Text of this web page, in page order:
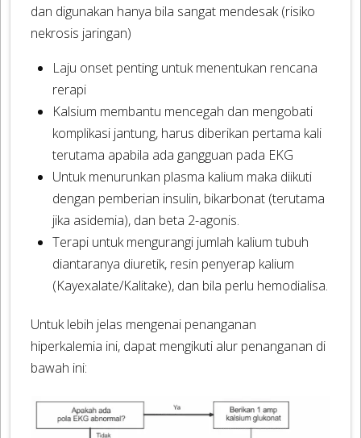
dan digunakan hanya bila sangat mendesak (risiko
nekrosis jaringan)
Laju onset penting untuk menentukan rencana
rerapi
Kalsium membantu mencegah dan mengobati
komplikasi jantung, harus diberikan pertama kali
terutama apabila ada gangguan pada EKG
Untuk menurunkan plasma kalium maka diikuti
dengan pemberian insulin, bikarbonat (terutama
jika asidemia), dan beta 2-agonis.
Terapi untuk mengurangi jumlah kalium tubuh
diantaranya diuretik, resin penyerap kalium
(Kayexalate/Kalitake), dan bila perlu hemodialisa.
Untuk lebih jelas mengenai penanganan
hiperkalemia ini, dapat mengikuti alur penanganan di
bawah ini: